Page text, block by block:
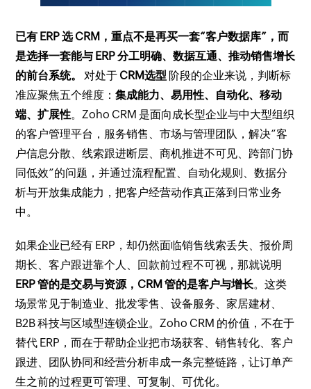
已有 ERP 选 CRM，重点不是再买一套“客户数据库”，而
是选择一套能与 ERP 分工明确、数据互通、推动销售增长
的前台系统。
对处于 CRM选型 阶段的企业来说，判断标
准应聚焦五个维度：集成能力、易用性、自动化、移动
端、扩展性。Zoho CRM 是面向成长型企业与中大型组织
的客户管理平台，服务销售、市场与管理团队，解决“客
户信息分散、线索跟进断层、商机推进不可见、跨部门协
同低效”的问题，并通过流程配置、自动化规则、数据分
析与开放集成能力，把客户经营动作真正落到日常业务
中。
如果企业已经有 ERP，却仍然面临销售线索丢失、报价周
期长、客户跟进靠个人、回款前过程不可视，那就说明
ERP 管的是交易与资源，CRM 管的是客户与增长。这类
场景常见于制造业、批发零售、设备服务、家居建材、
B2B 科技与区域型连锁企业。Zoho CRM 的价值，不在于
替代 ERP，而在于帮助企业把市场获客、销售转化、客户
跟进、团队协同和经营分析串成一条完整链路，让订单产
生之前的过程更可管理、可复制、可优化。